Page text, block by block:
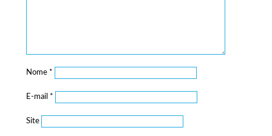
Nome *
E-mail *
Site